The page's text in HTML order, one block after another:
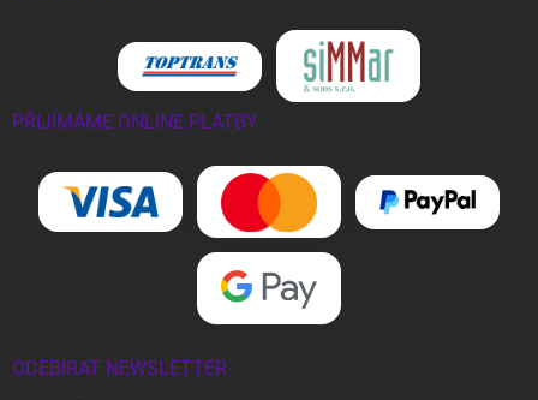
PŘIJÍMÁME ONLINE PLATBY
ODEBÍRAT NEWSLETTER